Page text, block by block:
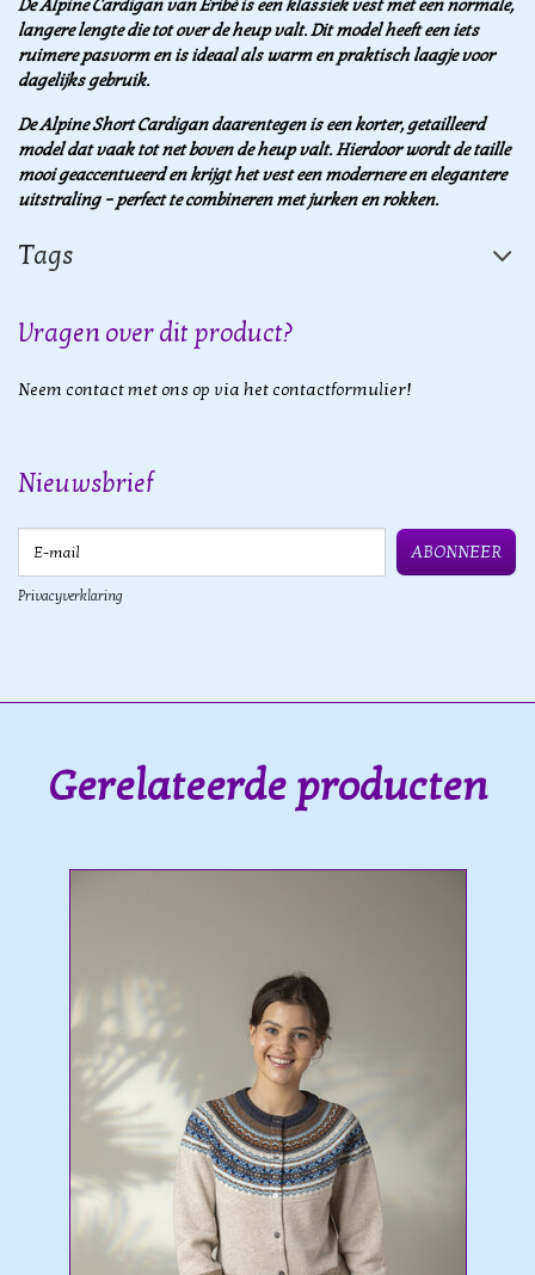
De Alpine Cardigan van Eribé is een klassiek vest met een normale,
langere lengte die tot over de heup valt. Dit model heeft een iets
ruimere pasvorm en is ideaal als warm en praktisch laagje voor
dagelijks gebruik.
De Alpine Short Cardigan daarentegen is een korter, getailleerd
model dat vaak tot net boven de heup valt. Hierdoor wordt de taille
mooi geaccentueerd en krijgt het vest een modernere en elegantere
uitstraling – perfect te combineren met jurken en rokken.
Tags
Vragen over dit product?
Neem contact met ons op via het contactformulier!
Nieuwsbrief
ABONNEER
Privacyverklaring
Gerelateerde producten